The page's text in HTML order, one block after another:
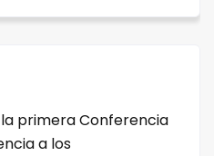
primera Conferencia
a los